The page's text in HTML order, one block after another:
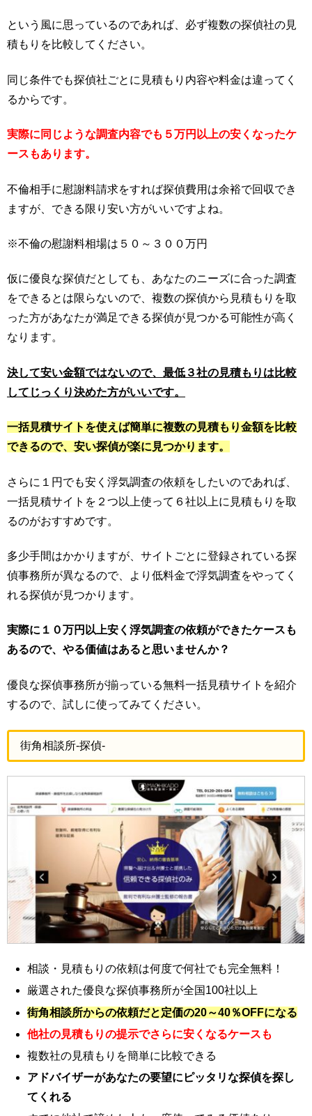
という風に思っているのであれば、必ず複数の探偵社の見
積もりを比較してください。
同じ条件でも探偵社ごとに見積もり内容や料金は違ってく
るからです。
実際に同じような調査内容でも５万円以上の安くなったケ
ースもあります。
不倫相手に慰謝料請求をすれば探偵費用は余裕で回収でき
ますが、できる限り安い方がいいですよね。
※不倫の慰謝料相場は５０～３００万円
仮に優良な探偵だとしても、あなたのニーズに合った調査
をできるとは限らないので、複数の探偵から見積もりを取
った方があなたが満足できる探偵が見つかる可能性が高く
なります。
決して安い金額ではないので、最低３社の見積もりは比較
してじっくり決めた方がいいです。
一括見積サイトを使えば簡単に複数の見積もり金額を比較
できるので、安い探偵が楽に見つかります。
さらに１円でも安く浮気調査の依頼をしたいのであれば、
一括見積サイトを２つ以上使って６社以上に見積もりを取
るのがおすすめです。
多少手間はかかりますが、サイトごとに登録されている探
偵事務所が異なるので、より低料金で浮気調査をやってく
れる探偵が見つかります。
実際に１０万円以上安く浮気調査の依頼ができたケースも
あるので、やる価値はあると思いませんか？
優良な探偵事務所が揃っている無料一括見積サイトを紹介
するので、試しに使ってみてください。
街角相談所-探偵-
相談・見積もりの依頼は何度で何社でも完全無料！
厳選された優良な探偵事務所が全国100社以上
街角相談所からの依頼だと定価の20～40％OFFになる
他社の見積もりの提示でさらに安くなるケースも
複数社の見積もりを簡単に比較できる
アドバイザーがあなたの要望にピッタリな探偵を探し
てくれる